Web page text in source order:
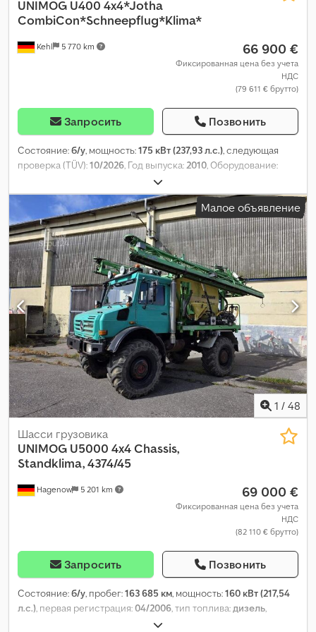
Kehl 5 770 km
UNIMOG U400 4x4*Jotha
CombiCon*Schneepflug*Klima*
66 900 €
Фиксированная цена без учета
НДС
(79 611 € брутто)
Запросить Позвонить
Состояние:б/у, мощность:175 кВт (237,93 л.с.), следующая
проверка (TÜV):10/2026, Год выпуска:2010, Оборудование:
ABS, кабина, кондиционер, передняя навеска, полный
привод,
Малое объявление
1 / 48
Hagenow 5 201 km
Шасси грузовика
UNIMOG U5000 4x4 Chassis,
Standklima, 4374/45
69 000 €
Фиксированная цена без учета
НДС
(82 110 € брутто)
Запросить Позвонить
Состояние:б/у, пробег:163 685 км, мощность:160 кВт (217,54
л.с.), первая регистрация:04/2006, тип топлива:дизель,
, конфигурация осей: